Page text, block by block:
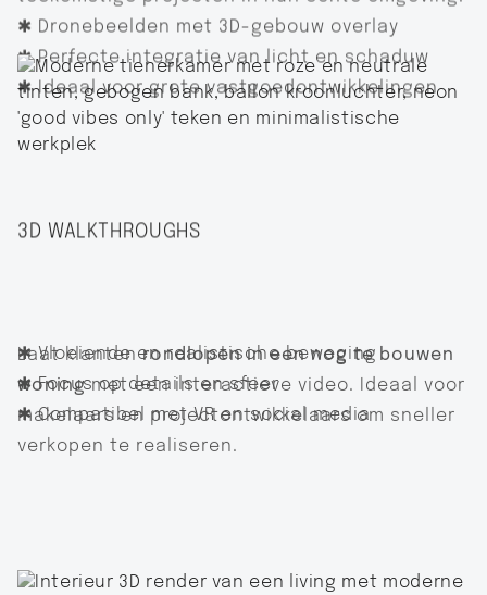
✱ Dronebeelden met 3D-gebouw overlay
✱ Perfecte integratie van licht en schaduw
✱ Ideaal voor grote vastgoedontwikkelingen
3D WALKTHROUGHS
Laat klantenrondlopen in een nog te bouwen
woningmet een interactieve video. Ideaal voor
makelaars en projectontwikkelaars om sneller
verkopen te realiseren.
✱ Vloeiende en realistische beweging
✱ Focus op details en sfeer
✱ Compatibel met VR en social media